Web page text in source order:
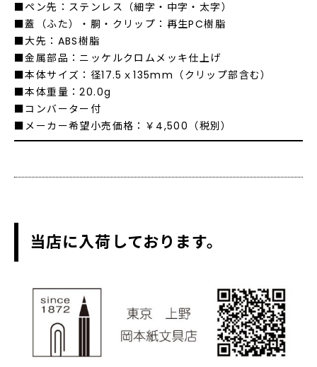
■ペン先：ステンレス（細字・中字・太字）
■蓋（ふた）・胴・クリップ：再生PC樹脂
■大先：ABS樹脂
■金属部品：ニッケルクロムメッキ仕上げ
■本体サイズ：径17.5ｘ135mm（クリップ部含む）
■本体重量：20.0g
■コンバーター付
■メーカー希望小売価格：￥4,500（税別）
当店に入荷しております。